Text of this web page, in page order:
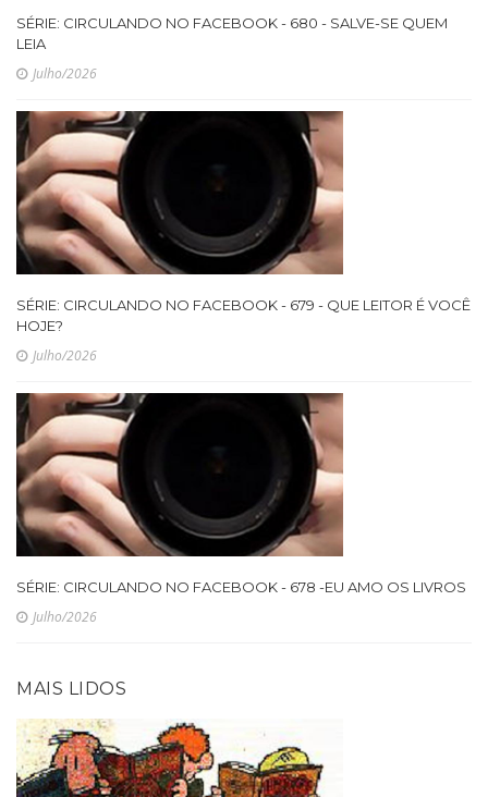
SÉRIE: CIRCULANDO NO FACEBOOK - 680 - SALVE-SE QUEM
LEIA
Julho/2026
SÉRIE: CIRCULANDO NO FACEBOOK - 679 - QUE LEITOR É VOCÊ
HOJE?
Julho/2026
SÉRIE: CIRCULANDO NO FACEBOOK - 678 -EU AMO OS LIVROS
Julho/2026
MAIS LIDOS